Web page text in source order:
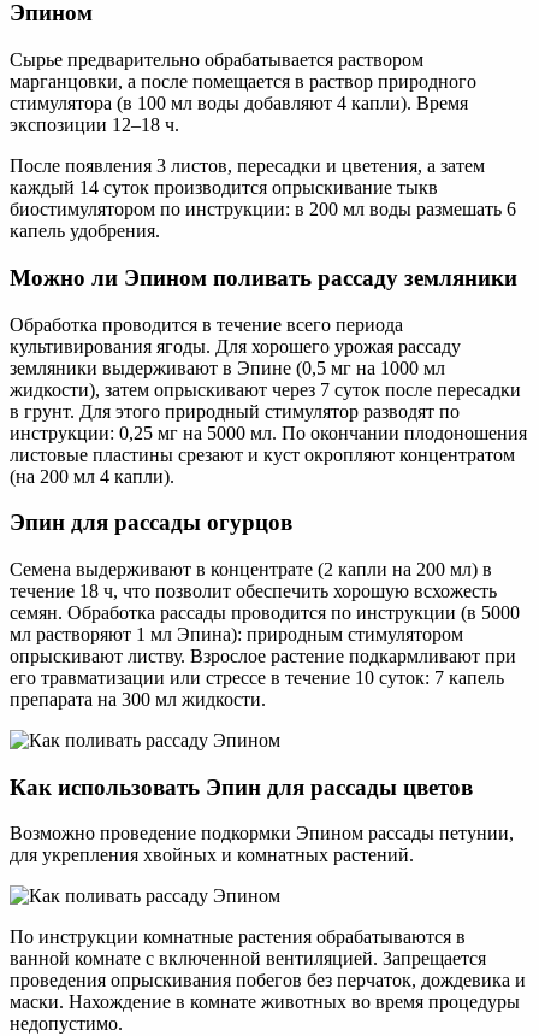
Эпином
Сырье предварительно обрабатывается раствором
марганцовки, а после помещается в раствор природного
стимулятора (в 100 мл воды добавляют 4 капли). Время
экспозиции 12–18 ч.
После появления 3 листов, пересадки и цветения, а затем
каждый 14 суток производится опрыскивание тыкв
биостимулятором по инструкции: в 200 мл воды размешать 6
капель удобрения.
Можно ли Эпином поливать рассаду земляники
Обработка проводится в течение всего периода
культивирования ягоды. Для хорошего урожая рассаду
земляники выдерживают в Эпине (0,5 мг на 1000 мл
жидкости), затем опрыскивают через 7 суток после пересадки
в грунт. Для этого природный стимулятор разводят по
инструкции: 0,25 мг на 5000 мл. По окончании плодоношения
листовые пластины срезают и куст окропляют концентратом
(на 200 мл 4 капли).
Эпин для рассады огурцов
Семена выдерживают в концентрате (2 капли на 200 мл) в
течение 18 ч, что позволит обеспечить хорошую всхожесть
семян. Обработка рассады проводится по инструкции (в 5000
мл растворяют 1 мл Эпина): природным стимулятором
опрыскивают листву. Взрослое растение подкармливают при
его травматизации или стрессе в течение 10 суток: 7 капель
препарата на 300 мл жидкости.
Как использовать Эпин для рассады цветов
Возможно проведение подкормки Эпином рассады петунии,
для укрепления хвойных и комнатных растений.
По инструкции комнатные растения обрабатываются в
ванной комнате с включенной вентиляцией. Запрещается
проведения опрыскивания побегов без перчаток, дождевика и
маски. Нахождение в комнате животных во время процедуры
недопустимо.